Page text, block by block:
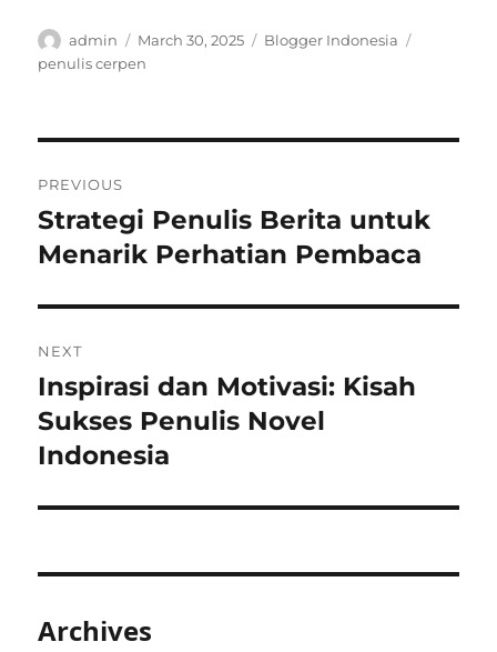
Author
admin
Posted
on
March 30, 2025 Categories
Blogger Indonesia
penulis cerpen
navigation
PREVIOUS
Previous
post:
Strategi Penulis Berita untuk
Menarik Perhatian Pembaca
NEXT
Next
post:
Inspirasi dan Motivasi: Kisah
Sukses Penulis Novel
Indonesia
Archives